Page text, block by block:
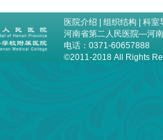
医院介绍 组织结构
科室
河南省第二人民医院—河
电话：0371-60657888
©2011-2018 All Rights